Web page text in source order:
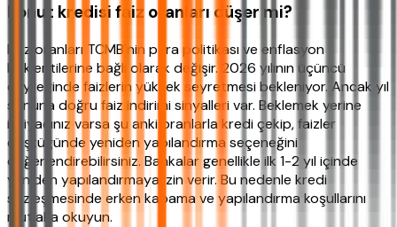
Konut kredisi faiz oranları düşer mi?
Faiz oranları TCMB'nin para politikası ve enflasyon
beklentilerine bağlı olarak değişir. 2026 yılının üçüncü
çeyreğinde faizlerin yüksek seyretmesi bekleniyor. Ancak yıl
sonuna doğru faiz indirimi sinyalleri var. Beklemek yerine
ihtiyacınız varsa şu anki oranlarla kredi çekip, faizler
düştüğünde yeniden yapılandırma seçeneğini
değerlendirebilirsiniz. Bankalar genellikle ilk 1-2 yıl içinde
yeniden yapılandırmaya izin verir. Bu nedenle kredi
sözleşmesinde erken kapama ve yapılandırma koşullarını
mutlaka okuyun.